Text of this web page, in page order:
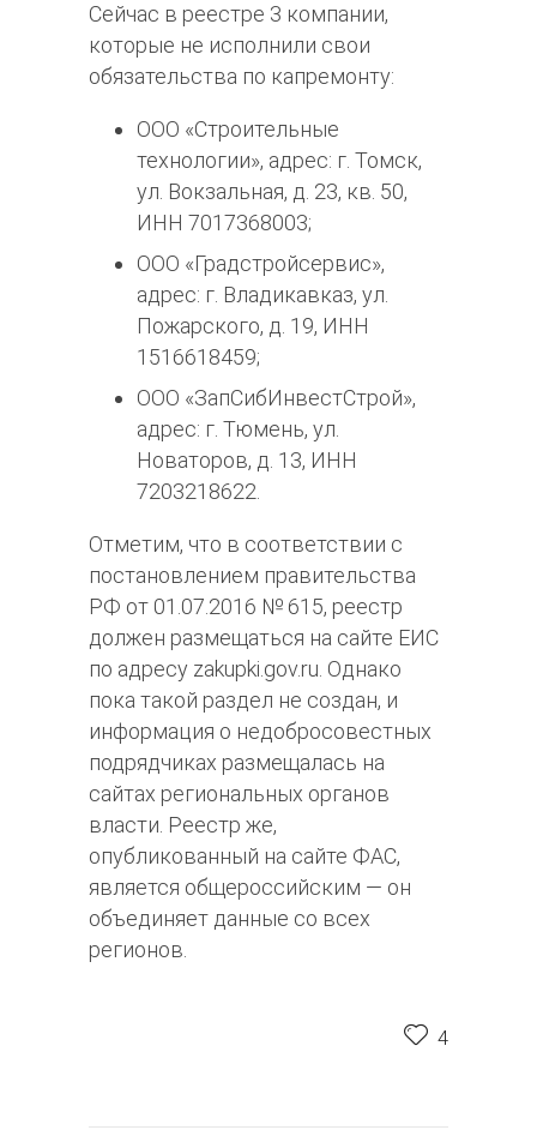
Сейчас в реестре 3 компании,
которые не исполнили свои
обязательства по капремонту:
ООО «Строительные
технологии», адрес: г. Томск,
ул. Вокзальная, д. 23, кв. 50,
ИНН 7017368003;
ООО «Градстройсервис»,
адрес: г. Владикавказ, ул.
Пожарского, д. 19, ИНН
1516618459;
ООО «ЗапСибИнвестСтрой»,
адрес: г. Тюмень, ул.
Новаторов, д. 13, ИНН
7203218622.
Отметим, что в соответствии с
постановлением правительства
РФ от 01.07.2016 № 615, реестр
должен размещаться на сайте ЕИС
по адресу zakupki.gov.ru. Однако
пока такой раздел не создан, и
информация о недобросовестных
подрядчиках размещалась на
сайтах региональных органов
власти. Реестр же,
опубликованный на сайте ФАС,
является общероссийским — он
объединяет данные со всех
регионов.
4